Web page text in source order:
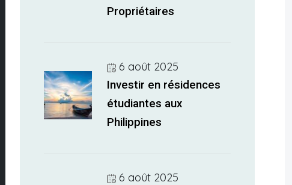
Propriétaires
6 août 2025
Investir en résidences
étudiantes aux
Philippines
6 août 2025